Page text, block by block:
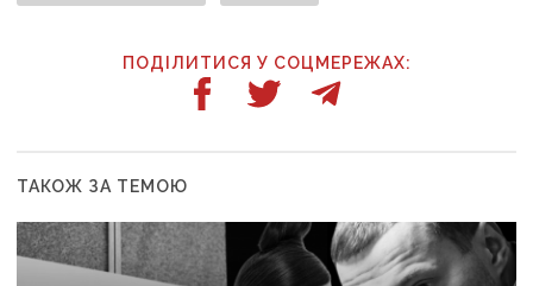
ПОДІЛИТИСЯ У СОЦМЕРЕЖАХ:
ТАКОЖ ЗА ТЕМОЮ